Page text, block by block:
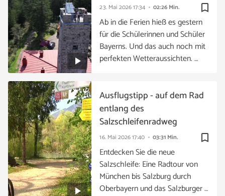
bookmark_border
23. Mai 202617:34 02:26 Min.
Ab in die Ferien hieß es gestern
für die Schülerinnen und Schüler
Bayerns. Und das auch noch mit
perfekten Wetteraussichten. …
bookmark_border
16. Mai 202617:40 03:31 Min.
Ausflugstipp - auf dem Rad
entlang des
Salzschleifenradweg
Entdecken Sie die neue
Salzschleife: Eine Radtour von
München bis Salzburg durch
Oberbayern und das Salzburger …